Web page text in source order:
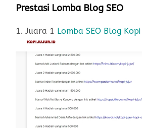
Prestasi Lomba Blog SEO
1. Juara 1 Lomba SEO Blog